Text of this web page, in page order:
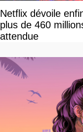
Netflix dévoile
plus de 460
attendue